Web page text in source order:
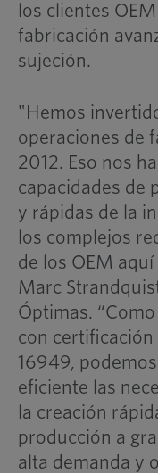
los clientes
fabricación
sujeción.
"Hemos
operaciones de
2012. Eso nos
capacidades de
y rápidas de la
los complejos
de los OEM
Marc
Óptimas.
con
16949,
eficiente las
la creación
producción a
alta demanda y